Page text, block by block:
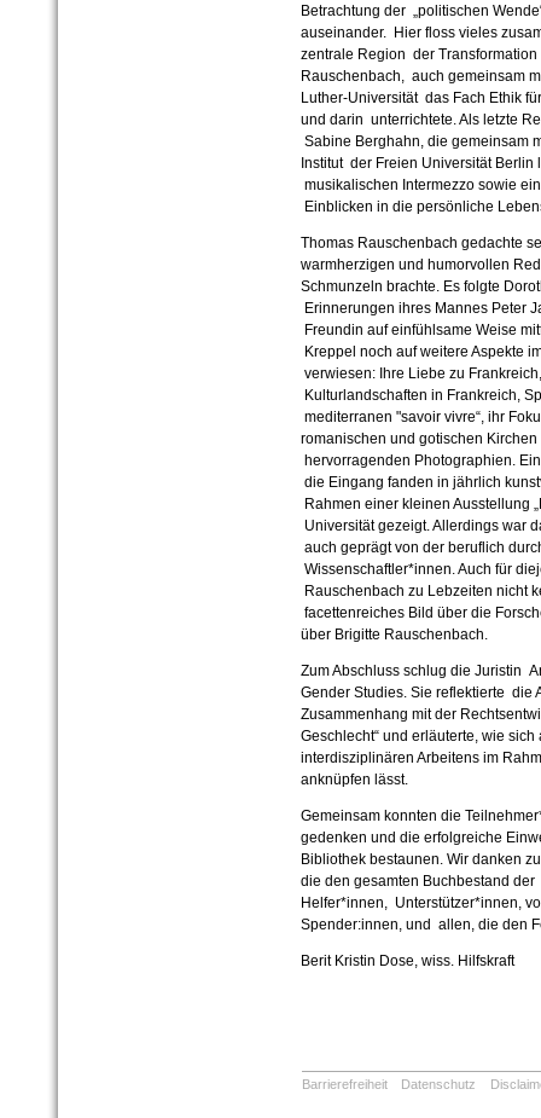
Betrachtung der „politischen
auseinander. Hier floss vieles
zentrale Region der
Rauschenbach, auch gemeinsam
Luther-Universität das Fach Ethik
und darin unterrichtete. Als letzte
Sabine Berghahn, die gemeinsam
Institut der Freien Universität
musikalischen Intermezzo sowie
Einblicken in die persönliche
Thomas Rauschenbach gedachte
warmherzigen und humorvollen
Schmunzeln brachte. Es folgte
Erinnerungen ihres Mannes Peter
Freundin auf einfühlsame Weise
Kreppel noch auf weitere Aspekte
verwiesen: Ihre Liebe zu
Kulturlandschaften in Frankreich,
mediterranen "savoir vivre“, ihr
romanischen und gotischen
hervorragenden Photographien.
die Eingang fanden in jährlich
Rahmen einer kleinen Ausstellung
Universität gezeigt. Allerdings war
auch geprägt von der beruflich
Wissenschaftler*innen. Auch für
Rauschenbach zu Lebzeiten nicht
facettenreiches Bild über die
über Brigitte Rauschenbach.
Zum Abschluss schlug die Juristin
Gender Studies. Sie reflektierte die
Zusammenhang mit der
Geschlecht“ und erläuterte, wie
interdisziplinären Arbeitens im
anknüpfen lässt.
Gemeinsam konnten die
gedenken und die erfolgreiche
Bibliothek bestaunen. Wir danken
die den gesamten Buchbestand
Helfer*innen, Unterstützer*innen,
Spender:innen, und allen, die den
Berit Kristin Dose, wiss. Hilfskraft
Barrierefreiheit Datenschutz